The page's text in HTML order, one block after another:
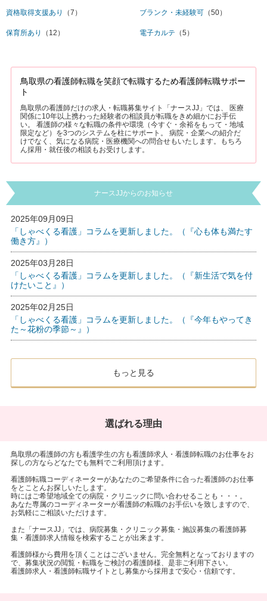
資格取得支援あり （7） ブランク・未経験可 （50）
保育所あり （12） 電子カルテ （5）
鳥取県の看護師転職を笑顔で転職するため看護師転職サポー
ト
鳥取県の看護師だけの求人・転職募集サイト「ナースJJ」では、 医療
関係に10年以上携わった経験者の相談員が転職をきめ細かにお手伝
い。 看護師の様々な転職の条件や環境（今すぐ・余裕をもって・地域
限定など）を3つのシステムを柱にサポート。 病院・企業への紹介だ
けでなく、気になる病院・医療機関への問合せもいたします。もちろ
ん採用・就任後の相談もお受けします。
ナースJJからのお知らせ
2025年09月09日
「しゃべくる看護」コラムを更新しました。（『心も体も満たす
働き方』）
2025年03月28日
「しゃべくる看護」コラムを更新しました。（『新生活で気を付
けたいこと』）
2025年02月25日
「しゃべくる看護」コラムを更新しました。（『今年もやってき
た～花粉の季節～』）
もっと見る
選ばれる理由
鳥取県の看護師の方も看護学生の方も看護師求人・看護師転職のお仕事をお
探しの方ならどなたでも無料でご利用頂けます。
看護師転職コーディネーターがあなたのご希望条件に合った看護師のお仕事
をとことんお探しいたします。
時にはご希望地域全ての病院・クリニックに問い合わせることも・・・。
あなた専属のコーディネーターが看護師の転職のお手伝いを致しますので、
お気軽にご相談いただけます。
また「ナースJJ」では、病院募集・クリニック募集・施設募集の看護師募
集・看護師求人情報を検索することが出来ます。
看護師様から費用を頂くことはございません。完全無料となっておりますの
で、募集状況の閲覧・転職をご検討の看護師様、是非ご利用下さい。
看護師求人・看護師転職サイトとし募集から採用まで安心・信頼です。